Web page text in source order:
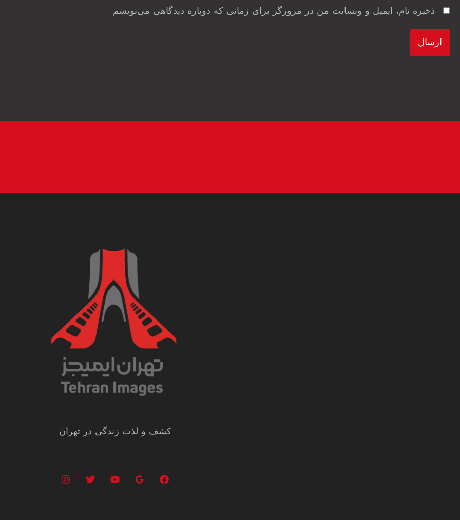
ذخیره نام، ایمیل و وبسایت من در مرورگر برای زمانی که دوباره دیدگاهی می‌نویسم.
کشف و لذت زندگی در تهران